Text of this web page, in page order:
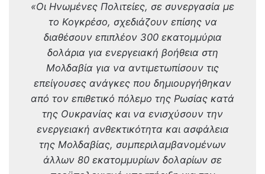
«Οι Ηνωμένες Πολιτείες, σε συνεργασία με
το Κογκρέσο, σχεδιάζουν επίσης να
διαθέσουν επιπλέον 300 εκατομμύρια
δολάρια για ενεργειακή βοήθεια στη
Μολδαβία για να αντιμετωπίσουν τις
επείγουσες ανάγκες που δημιουργήθηκαν
από τον επιθετικό πόλεμο της Ρωσίας κατά
της Ουκρανίας και να ενισχύσουν την
ενεργειακή ανθεκτικότητα και ασφάλεια
της Μολδαβίας, συμπεριλαμβανομένων
άλλων 80 εκατομμυρίων δολαρίων σε